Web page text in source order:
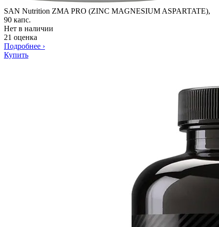
SAN Nutrition ZMA PRO (ZINC MAGNESIUM ASPARTATE),
90 капс.
Нет в наличии
21 оценка
Подробнее ›
Купить